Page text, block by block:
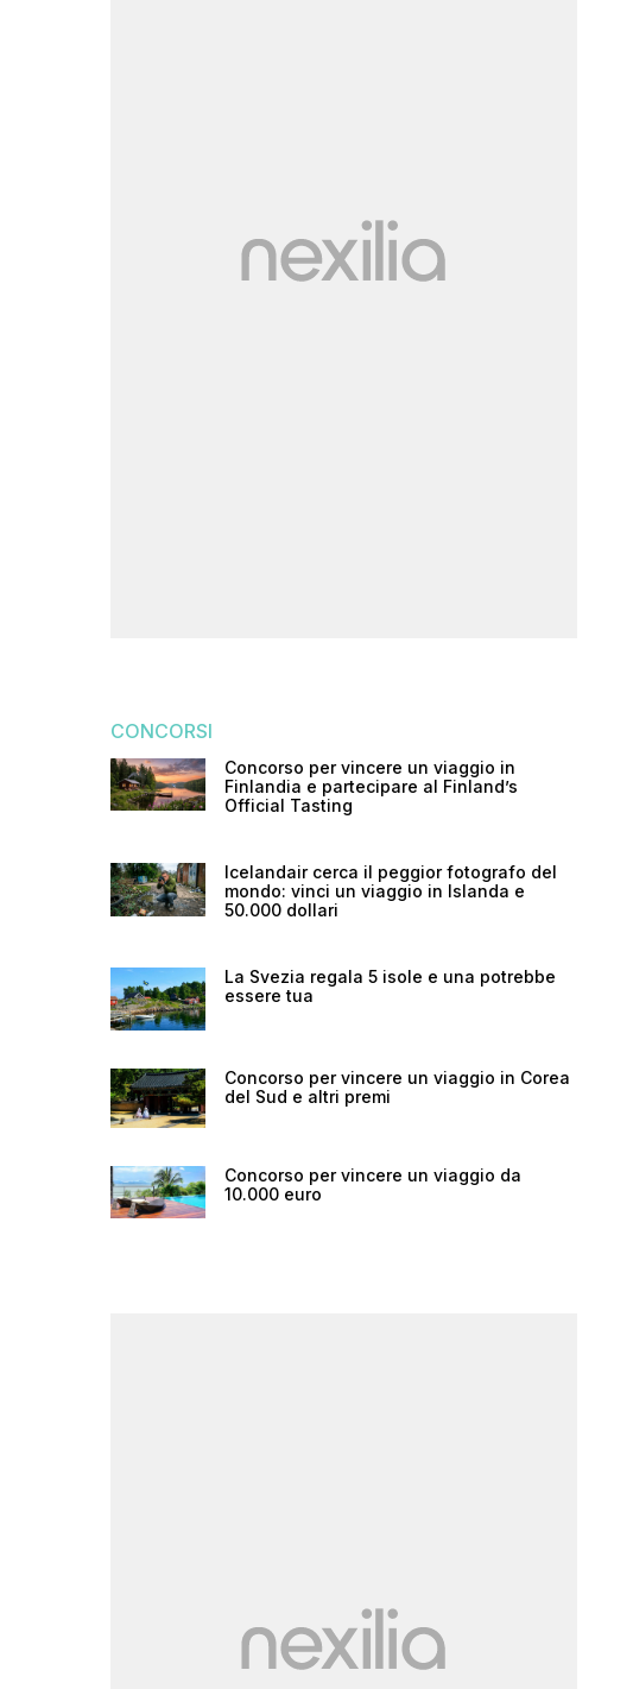
CONCORSI
Concorso per vincere un viaggio in
Finlandia e partecipare al Finland’s
Official Tasting
Icelandair cerca il peggior fotografo del
mondo: vinci un viaggio in Islanda e
50.000 dollari
La Svezia regala 5 isole e una potrebbe
essere tua
Concorso per vincere un viaggio in Corea
del Sud e altri premi
Concorso per vincere un viaggio da
10.000 euro